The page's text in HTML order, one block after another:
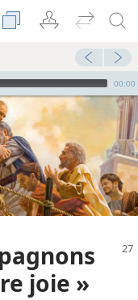
00:00
joie »